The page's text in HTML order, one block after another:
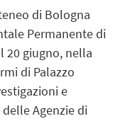
di Bologna
Permanente di
20 giugno, nella
di Palazzo
e
Agenzie di